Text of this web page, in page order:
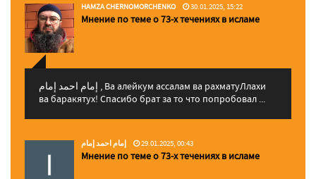
HAMZA CHERNOMORCHENKO 30.01.2025, 15:22
Мнение по теме о 73-х течениях в исламе
إمام احمد إمام , Ва алейкум ассалам ва рахматуЛлахи
ва баракятух! Спасибо брат за то что попробовал ...
إمام احمد إمام 29.01.2025, 00:43
Мнение по теме о 73-х течениях в исламе